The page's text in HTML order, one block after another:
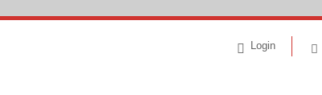
Login